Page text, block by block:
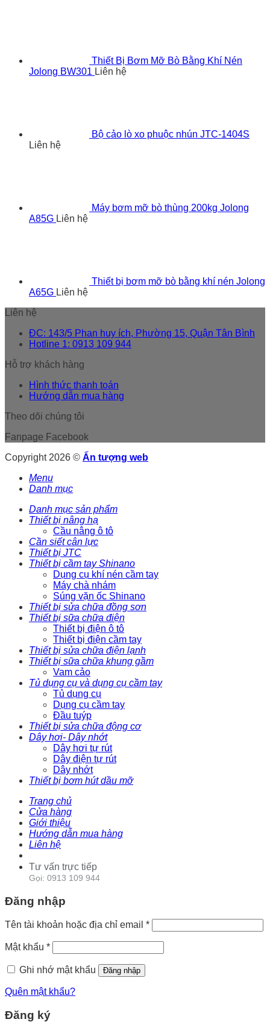
Thiết Bị Bơm Mỡ Bò Bằng Khí Nén
Jolong BW301 Liên hệ
Bộ cảo lò xo phuộc nhún JTC-1404S
Liên hệ
Máy bơm mỡ bò thùng 200kg Jolong
A85G Liên hệ
Thiết bị bơm mỡ bò bằng khí nén Jolong
A65G Liên hệ
Liên hệ
ĐC: 143/5 Phan huy ích, Phường 15, Quận Tân Bình
Hotline 1: 0913 109 944
Hỗ trợ khách hàng
Hình thức thanh toán
Hướng dẫn mua hàng
Theo dõi chúng tôi
Fanpage Facebook
Copyright 2026 © Ấn tượng web
Menu
Danh mục
Danh mục sản phẩm
Thiết bị nâng hạ
Cầu nâng ô tô
Cần siết cân lực
Thiết bị JTC
Thiết bị cầm tay Shinano
Dụng cụ khí nén cầm tay
Máy chà nhám
Súng vặn ốc Shinano
Thiết bị sửa chữa đồng sơn
Thiết bị sữa chữa điện
Thiết bị điện ô tô
Thiết bị điện cầm tay
Thiết bị sửa chữa điện lạnh
Thiết bị sữa chữa khung gầm
Vam cảo
Tủ dụng cụ và dụng cụ cầm tay
Tủ dụng cụ
Dụng cụ cầm tay
Đầu tuýp
Thiết bị sửa chữa động cơ
Dây hơi- Dây nhớt
Dây hơi tự rút
Dây điện tự rút
Dây nhớt
Thiết bị bơm hút dầu mỡ
Trang chủ
Cửa hàng
Giới thiệu
Hướng dẫn mua hàng
Liên hệ
Tư vấn trực tiếp
Gọi: 0913 109 944
Đăng nhập
Tên tài khoản hoặc địa chỉ email *
Mật khẩu *
Ghi nhớ mật khẩu Đăng nhập
Quên mật khẩu?
Đăng ký